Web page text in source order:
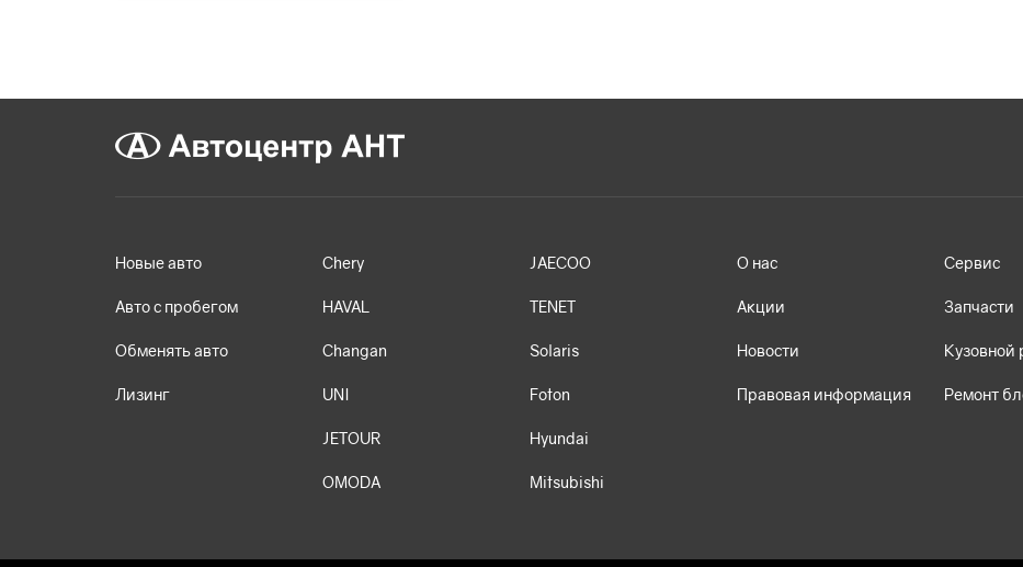
Новые авто
Авто с пробегом
Обменять авто
Лизинг
Chery
HAVAL
Changan
UNI
JETOUR
OMODA
JAECOO
TENET
Solaris
Foton
Hyundai
Mitsubishi
О нас
Акции
Новости
Правовая информация
Сервис
Запчасти
Кузовной
Ремонт